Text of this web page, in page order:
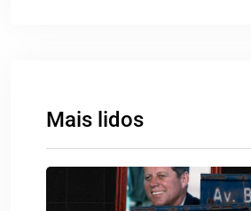
Mais lidos